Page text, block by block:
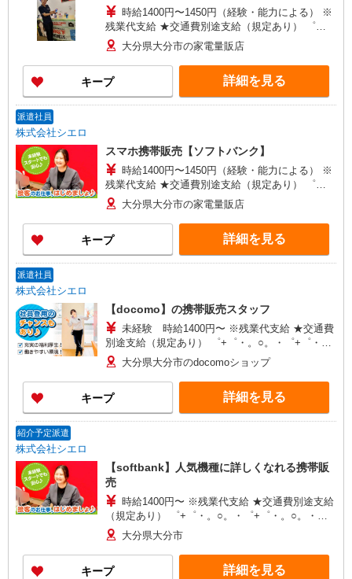
時給1400円〜1450円（経験・能力による） ※
残業代支給 ★交通費別途支給（規定あり） ゜
+゜・。○。・゜+゜・。○。・゜+゜ 入社祝い金10
万円支給(規定有) お友達を紹介頂くと, インセンテ
ィブ支給(規定有) ★月2回払い・週払い可能（規程
有）★ ゜・。○。・゜+゜・。○。・゜+゜
大分県大分市の家電量販店
キープ 詳細を見る
派遣社員
株式会社シエロ
スマホ携帯販売【ソフトバンク】
時給1400円〜1450円（経験・能力による） ※
残業代支給 ★交通費別途支給（規定あり） ゜
+゜・。○。・゜+゜・。○。・゜+゜ 入社祝い金10
万円支給(規定有) お友達を紹介頂くと, インセンテ
ィブ支給(規定有) ★月2回払い・週払い可能（規程
有）★ ゜・。○。・゜+゜・。○。・゜+゜
大分県大分市の家電量販店
キープ 詳細を見る
派遣社員
株式会社シエロ
【docomo】の携帯販売スタッフ
未経験 時給1400円〜 ※残業代支給 ★交通費
別途支給（規定あり） ゜+゜・。○。・゜+゜・。
○。・゜+゜ 入社祝い金10万円支給(規定有) お友達
を紹介頂くと, インセンティブ支給(規定有) ★月2
回払い・週払い可能（規程有）★ ゜・。○。・゜
+゜・。○。・゜+゜
大分県大分市のdocomoショップ
キープ 詳細を見る
紹介予定派遣
株式会社シエロ
【softbank】人気機種に詳しくなれる携帯販
売
時給1400円〜 ※残業代支給 ★交通費別途支給
（規定あり） ゜+゜・。○。・゜+゜・。○。・゜
+゜ 入社祝い金10万円支給(規定有) お友達を紹介
頂くと, インセンティブ支給(規定有) ★月2回払
い・週払い可能（規程有）★ ゜・。○。・゜
+゜・。○。・゜+゜
大分県大分市
キープ 詳細を見る